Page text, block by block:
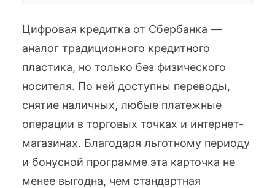
Цифровая кредитка от Сбербанка —
аналог традиционного кредитного
пластика, но только без физического
носителя. По ней доступны переводы,
снятие наличных, любые платежные
операции в торговых точках и интернет-
магазинах. Благодаря льготному периоду
и бонусной программе эта карточка не
менее выгодна, чем стандартная